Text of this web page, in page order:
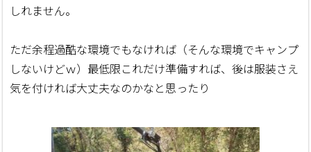
しれません。
ただ余程過酷な環境でもなければ（そんな環境でキャンプ
しないけどｗ）最低限これだけ準備すれば、後は服装さえ
気を付ければ大丈夫なのかなと思ったり